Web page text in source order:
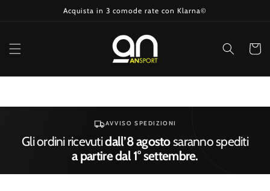
direttamenteAcquista in 3 comode rate con Klarna©
AVVISO SPEDIZIONI
Gli ordini ricevutidall’8 agostosaranno spediti
a partire dal 1° settembre.